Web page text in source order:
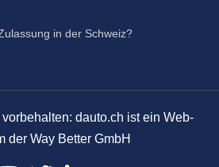
in der Schweiz?
dauto.ch ist ein Web-
der Way Better GmbH